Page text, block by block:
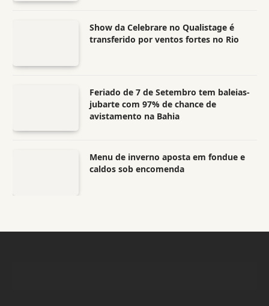
Show da Celebrare no Qualistage é
transferido por ventos fortes no Rio
Feriado de 7 de Setembro tem baleias-
jubarte com 97% de chance de
avistamento na Bahia
Menu de inverno aposta em fondue e
caldos sob encomenda